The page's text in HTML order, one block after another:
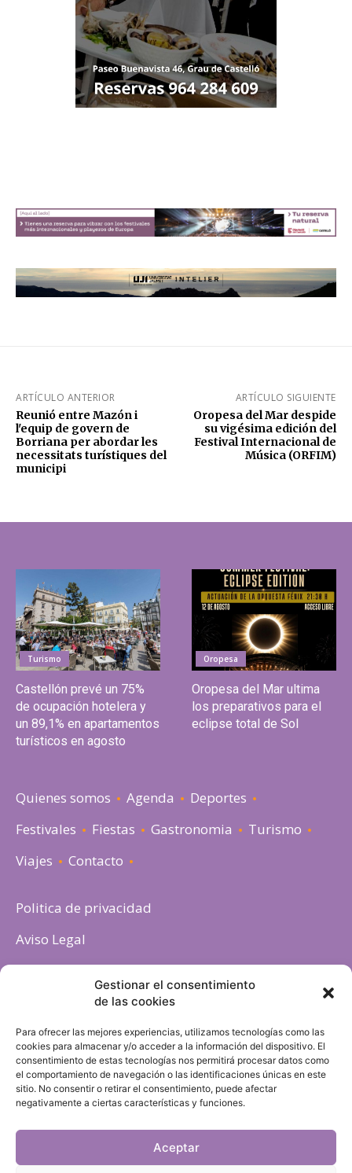
Gestionar el consentimiento
de las cookies
Para ofrecer las mejores experiencias, utilizamos tecnologías como las
cookies para almacenar y/o acceder a la información del dispositivo. El
consentimiento de estas tecnologías nos permitirá procesar datos como
el comportamiento de navegación o las identificaciones únicas en este
sitio. No consentir o retirar el consentimiento, puede afectar
negativamente a ciertas características y funciones.
Aceptar
ARTÍCULO ANTERIOR
Reunió entre Mazón i
l'equip de govern de
Borriana per abordar les
necessitats turístiques del
municipi
ARTÍCULO SIGUIENTE
Oropesa del Mar despide
su vigésima edición del
Festival Internacional de
Música (ORFIM)
Turismo
Castellón prevé un 75%
de ocupación hotelera y
un 89,1% en apartamentos
turísticos en agosto
Oropesa
Oropesa del Mar ultima
los preparativos para el
eclipse total de Sol
Quienes somos Agenda
Deportes
Festivales
Fiestas Gastronomia
Turismo
Viajes
Contacto
Politica de privacidad
Aviso Legal
Política de cookies